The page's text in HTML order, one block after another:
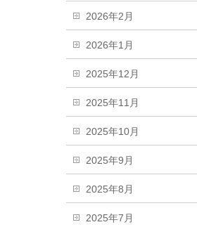
2026年2月
2026年1月
2025年12月
2025年11月
2025年10月
2025年9月
2025年8月
2025年7月